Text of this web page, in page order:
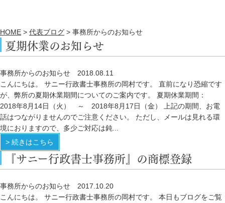
HOME > 代表ブログ > 事務所からのお知らせ
夏期休業のお知らせ
事務所からのお知らせ
2018.08.11
こんにちは。 サニー行政書士事務所の岡村です。 直前になり恐縮です
が、弊所の夏期休業期間についてのご案内です。 夏期休業期間：
2018年8月14日（火） ～ 2018年8月17日（金） 上記の期間、お電
話はつながりませんのでご注意ください。 ただし、メールは見れる環
境におりますので、多少ご対応は鈍...
> 続きはこちら
『サニー行政書士事務所』の商標登録
事務所からのお知らせ
2017.10.20
こんにちは。 サニー行政書士事務所の岡村です。 本日もブログをご覧